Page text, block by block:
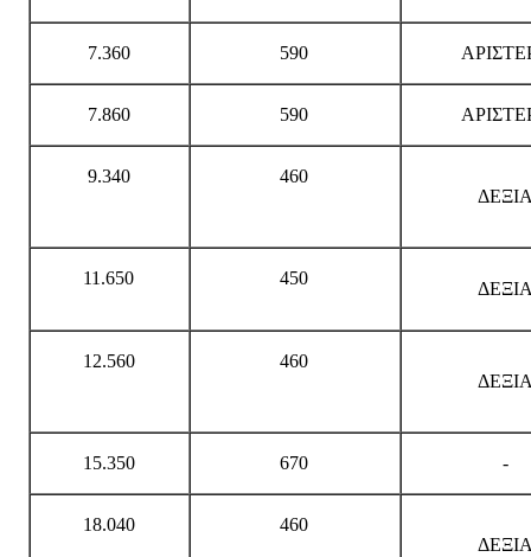
7.360 590
7.860 590
9.340
460
11.650 450
12.560
460
15.350 670 -
18.040
460